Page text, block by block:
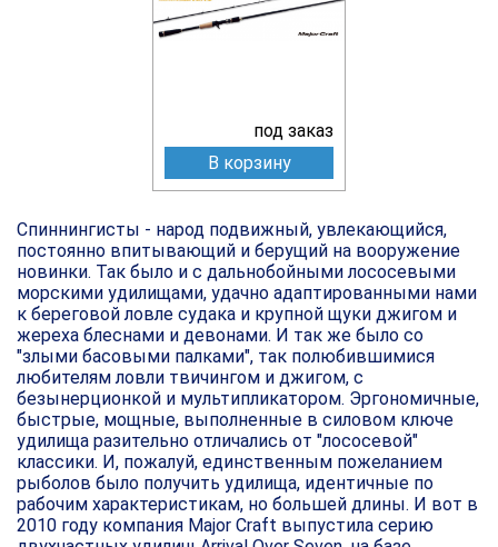
под заказ
В корзину
Спиннингисты - народ подвижный, увлекающийся,
постоянно впитывающий и берущий на вооружение
новинки. Так было и с дальнобойными лососевыми
морскими удилищами, удачно адаптированными нами
к береговой ловле судака и крупной щуки джигом и
жереха блеснами и девонами. И так же было со
"злыми басовыми палками", так полюбившимися
любителям ловли твичингом и джигом, с
безынерционкой и мультипликатором. Эргономичные,
быстрые, мощные, выполненные в силовом ключе
удилища разительно отличались от "лососевой"
классики. И, пожалуй, единственным пожеланием
рыболов было получить удилища, идентичные по
рабочим характеристикам, но большей длины. И вот в
2010 году компания Major Craft выпустила серию